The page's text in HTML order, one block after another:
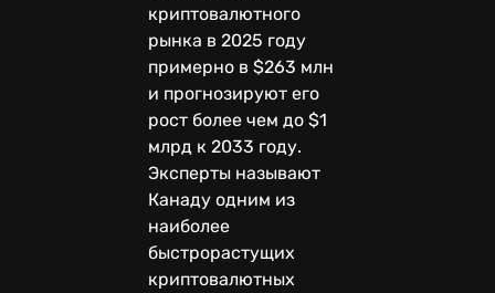
криптовалютного
рынка в 2025 году
примерно в $263 млн
и прогнозируют его
рост более чем до $1
млрд к 2033 году.
Эксперты называют
Канаду одним из
наиболее
быстрорастущих
криптовалютных